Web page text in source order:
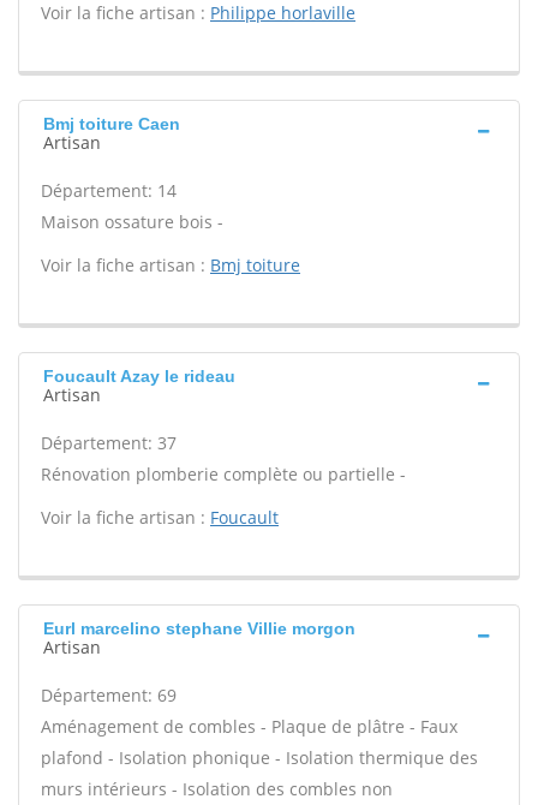
Voir la fiche artisan : Philippe horlaville
Bmj toiture Caen
Artisan
Département: 14
Maison ossature bois -
Voir la fiche artisan : Bmj toiture
Foucault Azay le rideau
Artisan
Département: 37
Rénovation plomberie complète ou partielle -
Voir la fiche artisan : Foucault
Eurl marcelino stephane Villie morgon
Artisan
Département: 69
Aménagement de combles - Plaque de plâtre - Faux
plafond - Isolation phonique - Isolation thermique des
murs intérieurs - Isolation des combles non